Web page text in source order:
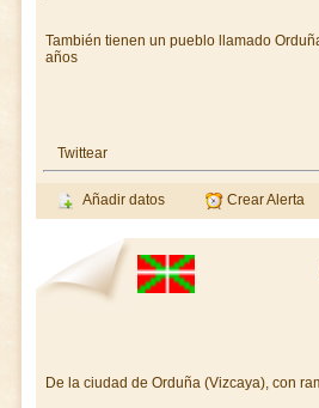
También tienen un pueblo llamado
años
Twittear
Añadir datos Crear Alerta
De la ciudad de Orduña (Vizcaya), con